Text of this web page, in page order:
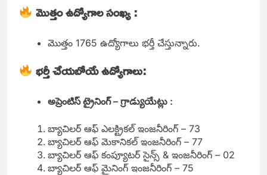
మొత్తం ఉద్యోగాల సంఖ్య :
మొత్తం 1765 ఉద్యోగాలు భర్తీ చేస్తున్నారు.
భర్తీ చేయబోయే ఉద్యోగాలు:
అప్రెంటిస్ ట్రైనింగ్ – గ్రాడ్యుయేట్లు :
బ్యాచిలర్ ఆఫ్ ఎలక్ట్రికల్ ఇంజనీరింగ్ – 73
బ్యాచిలర్ ఆఫ్ మెకానికల్ ఇంజనీరింగ్ – 77
బ్యాచిలర్ ఆఫ్ కంప్యూటర్ సైన్స్ & ఇంజనీరింగ్ – 02
బ్యాచిలర్ ఆఫ్ మైనింగ్ ఇంజనీరింగ్ – 75